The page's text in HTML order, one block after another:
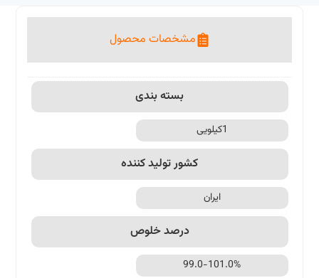
مشخصات محصول
بسته بندی
1کیلویی
کشور تولید کننده
ایران
درصد خلوص
99.0-101.0%